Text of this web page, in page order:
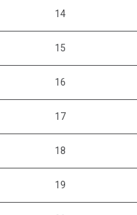
14
15
16
17
18
19